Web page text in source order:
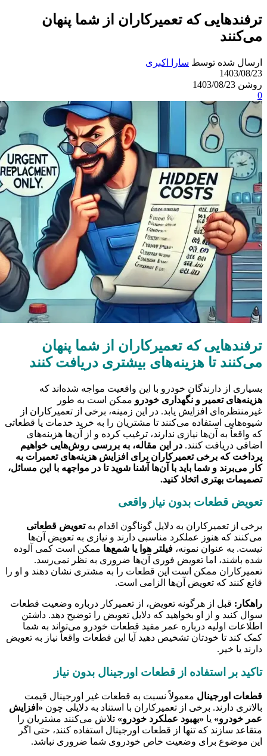
ترفندهایی که تعمیرکاران از شما پنهان
می‌کنند
ارسال شده توسط سارا اکبری
1403/08/23
روشن 1403/08/23
0
ترفندهایی که تعمیرکاران از شما پنهان
می‌کنند تا هزینه‌های بیشتری دریافت کنند
بسیاری از دارندگان خودرو با این واقعیت مواجه شده‌اند که
هزینه‌های تعمیر و نگهداری خودرو ممکن است به طور
غیرمنتظره‌ای افزایش یابد. در این زمینه، برخی از تعمیرکاران از
شیوه‌هایی استفاده می‌کنند تا مشتریان را به خرید خدمات یا قطعاتی
که واقعاً به آن‌ها نیازی ندارند، ترغیب کرده و از آن‌ها هزینه‌های
اضافی دریافت کنند. در این مقاله، به بررسی روش‌هایی خواهیم
پرداخت که برخی تعمیرکاران برای افزایش هزینه‌های تعمیرات به
کار می‌برند و شما باید با آن‌ها آشنا شوید تا در مواجهه با این مسائل،
تصمیمات بهتری اتخاذ کنید.
تعویض قطعات بدون نیاز واقعی
برخی از تعمیرکاران به دلایل گوناگون اقدام بهتعویض قطعاتی
می‌کنند که هنوز عملکرد مناسبی دارند و نیازی به تعویض آن‌ها
نیست. به عنوان نمونه، فیلتر هوا یا شمع‌ها ممکن است کمی آلوده
شده باشند، اما تعویض فوری آن‌ها ضروری به نظر نمی‌رسد.
تعمیرکاران ممکن است این قطعات را به مشتری نشان دهند و او را
قانع کنند که تعویض آن‌ها الزامی است.
راهکار: قبل از هرگونه تعویض، از تعمیرکار درباره وضعیت قطعات
سوال کنید و از او بخواهید که دلایل تعویض را توضیح دهد. داشتن
اطلاعات اولیه درباره عمر مفید قطعات خودرو می‌تواند به شما
کمک کند تا خودتان تشخیص دهید آیا این قطعات واقعاً نیاز به تعویض
دارند یا خیر.
تاکید بر استفاده از قطعات اورجینال بدون نیاز
قطعات اورجینال معمولاً نسبت به قطعات غیر اورجینال قیمت
بالاتری دارند. برخی از تعمیرکاران با استناد به دلایلی چون «افزایش
عمر خودرو» یا «بهبود عملکرد خودرو» تلاش می‌کنند مشتریان را
متقاعد سازند که تنها از قطعات اورجینال استفاده کنند، حتی اگر
این موضوع برای وضعیت خاص خودروی شما ضروری نباشد.